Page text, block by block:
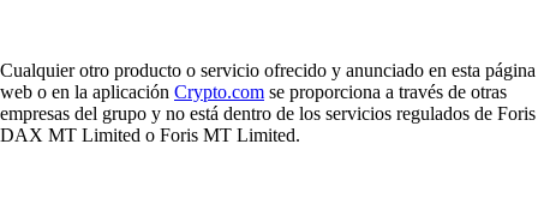
Cualquier otro producto o servicio ofrecido y anunciado en esta página
web o en la aplicación Crypto.com se proporciona a través de otras
empresas del grupo y no está dentro de los servicios regulados de Foris
DAX MT Limited o Foris MT Limited.